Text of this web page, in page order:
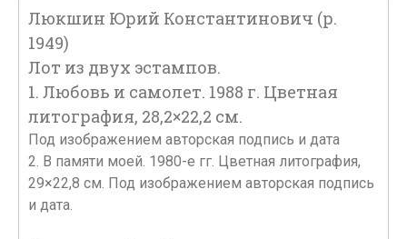
Люкшин Юрий Константинович (р.
1949)
Лот из двух эстампов.
1. Любовь и самолет. 1988 г. Цветная
литография, 28,2×22,2 см.
Под изображением авторская подпись и дата
2. В памяти моей. 1980-е гг. Цветная литография,
29×22,8 см. Под изображением авторская подпись
и дата.